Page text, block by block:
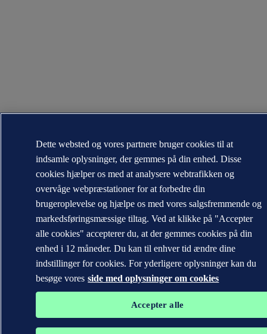
Dette websted og vores partnere bruger cookies til at
indsamle oplysninger, der gemmes på din enhed. Disse
cookies hjælper os med at analysere webtrafikken og
overvåge webpræstationer for at forbedre din
brugeroplevelse og hjælpe os med vores salgsfremmende og
markedsføringsmæssige tiltag. Ved at klikke på "Accepter
alle cookies" accepterer du, at der gemmes cookies på din
enhed i 12 måneder. Du kan til enhver tid ændre dine
indstillinger for cookies. For yderligere oplysninger kan du
besøge vores side med oplysninger om cookies
Accepter alle